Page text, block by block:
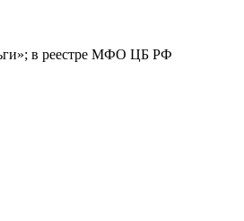
в реестре МФО ЦБ РФ